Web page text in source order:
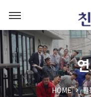
HOME 활